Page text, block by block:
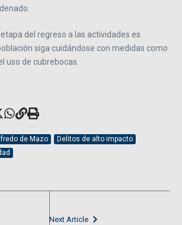
del regreso a las actividades es
siga cuidándose con medidas como
uso de cubrebocas.
de Mazo
Delitos de alto impacto
Next Article